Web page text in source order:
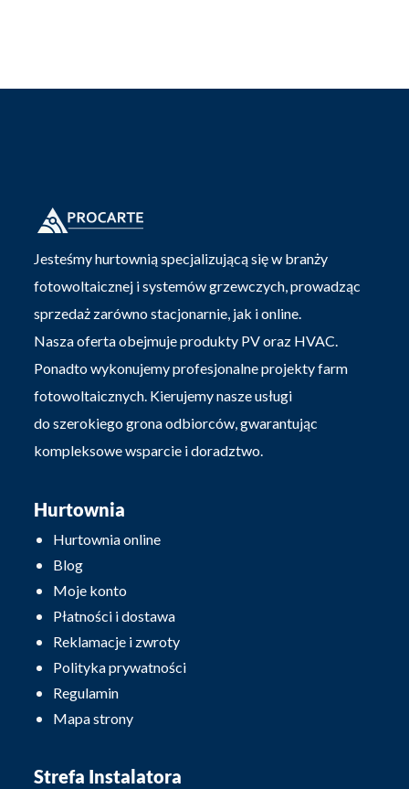
Jesteśmy hurtownią specjalizującą się w branży
fotowoltaicznej i systemów grzewczych, prowadząc
sprzedaż zarówno stacjonarnie, jak i online.
Nasza oferta obejmuje produkty PV oraz HVAC.
Ponadto wykonujemy profesjonalne projekty farm
fotowoltaicznych. Kierujemy nasze usługi
do szerokiego grona odbiorców, gwarantując
kompleksowe wsparcie i doradztwo.
Hurtownia
Hurtownia online
Blog
Moje konto
Płatności i dostawa
Reklamacje i zwroty
Polityka prywatności
Regulamin
Mapa strony
Strefa Instalatora